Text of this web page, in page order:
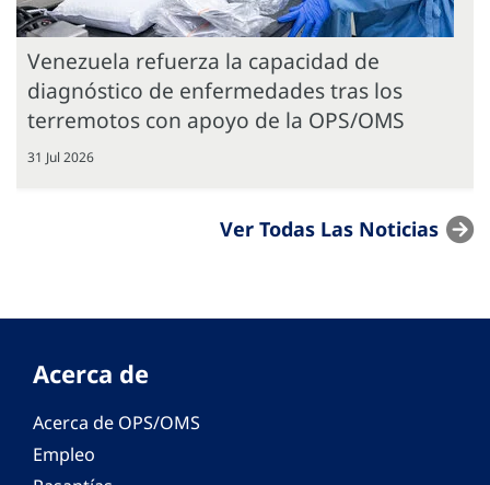
Venezuela refuerza la capacidad de
diagnóstico de enfermedades tras los
terremotos con apoyo de la OPS/OMS
31 Jul 2026
Ver Todas Las Noticias
Acerca de
Acerca de OPS/OMS
Empleo